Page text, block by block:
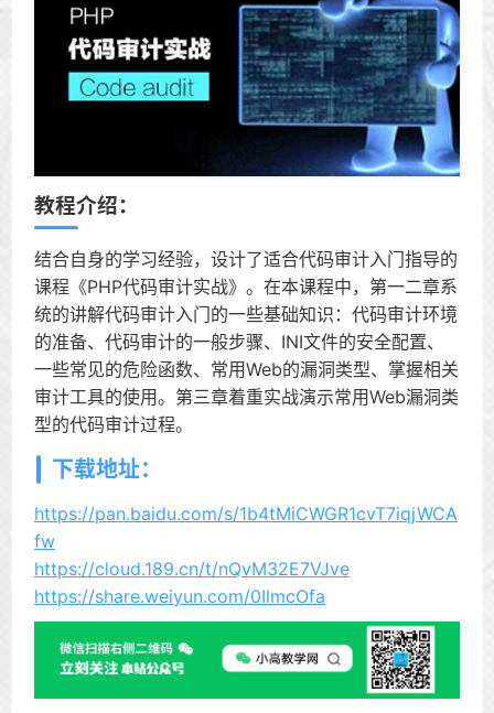
教程介绍：
结合自身的学习经验，设计了适合代码审计入门指导的
课程《PHP代码审计实战》。在本课程中，第一二章系
统的讲解代码审计入门的一些基础知识：代码审计环境
的准备、代码审计的一般步骤、INI文件的安全配置、
一些常见的危险函数、常用Web的漏洞类型、掌握相关
审计工具的使用。第三章着重实战演示常用Web漏洞类
型的代码审计过程。
下载地址：
https://pan.baidu.com/s/1b4tMiCWGR1cvT7iqjWCA
fw
https://cloud.189.cn/t/nQvM32E7VJve
https://share.weiyun.com/0IlmcOfa